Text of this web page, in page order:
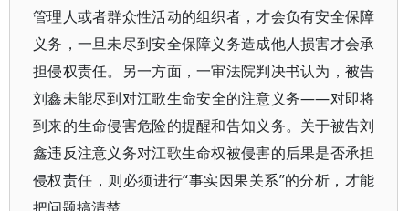
管理人或者群众性活动的组织者，才会负有安全保障
义务，一旦未尽到安全保障义务造成他人损害才会承
担侵权责任。另一方面，一审法院判决书认为，被告
刘鑫未能尽到对江歌生命安全的注意义务——对即将
到来的生命侵害危险的提醒和告知义务。关于被告刘
鑫违反注意义务对江歌生命权被侵害的后果是否承担
侵权责任，则必须进行“事实因果关系”的分析，才能